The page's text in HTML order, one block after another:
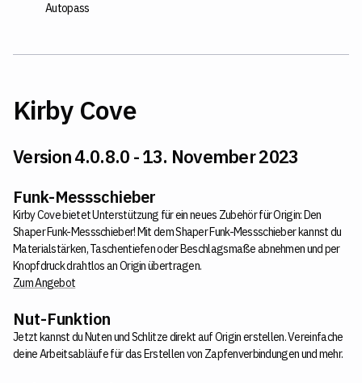
Autopass
Kirby Cove
Version 4.0.8.0 - 13. November 2023
Funk-Messschieber
Kirby Cove bietet Unterstützung für ein neues Zubehör für Origin: Den
Shaper Funk-Messschieber! Mit dem Shaper Funk-Messschieber kannst du
Materialstärken, Taschentiefen oder Beschlagsmaße abnehmen und per
Knopfdruck drahtlos an Origin übertragen.
Zum Angebot
Nut-Funktion
Jetzt kannst du Nuten und Schlitze direkt auf Origin erstellen. Vereinfache
deine Arbeitsabläufe für das Erstellen von Zapfenverbindungen und mehr.